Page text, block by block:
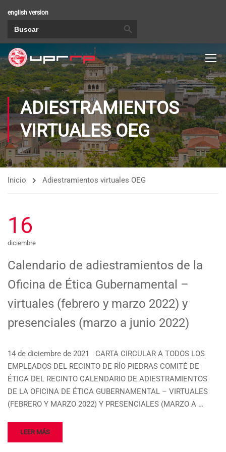
english version
ADIESTRAMIENTOS
VIRTUALES OEG
Inicio Adiestramientos virtuales OEG
16
diciembre
Calendario de adiestramientos de la
Oficina de Ética Gubernamental –
virtuales (febrero y marzo 2022) y
presenciales (marzo a junio 2022)
14 de diciembre de 2021 CARTA CIRCULAR A TODOS LOS
EMPLEADOS DEL RECINTO DE RÍO PIEDRAS COMITÉ DE
ÉTICA DEL RECINTO CALENDARIO DE ADIESTRAMIENTOS
DE LA OFICINA DE ÉTICA GUBERNAMENTAL – VIRTUALES
(FEBRERO Y MARZO 2022) Y PRESENCIALES (MARZO A …
LEER MÁS